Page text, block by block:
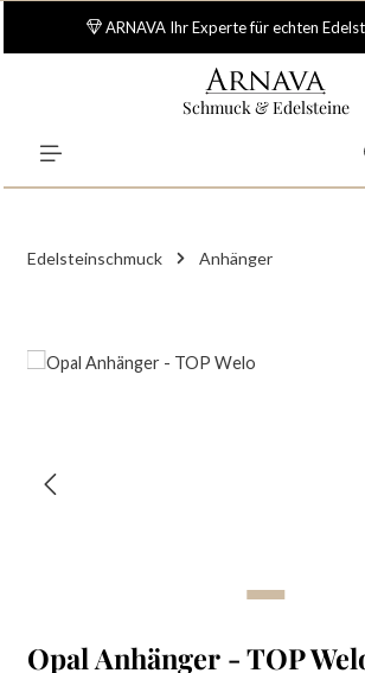
Zum Hauptinhalt springen
ARNAVA Ihr Experte für echten
Schmuck & Edelsteine
Edelsteinschmuck Anhänger
Bildergalerie überspringen
Opal Anhänger - TOP